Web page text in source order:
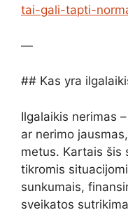
tai-gali-tapti-
—
## Kas yra
Ilgalaikis nerimas
ar nerimo
metus. Kartais šis
tikromis
sunkumais,
sveikatos